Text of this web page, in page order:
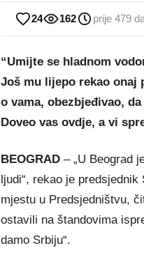
24 162 prije 479
“Umijte se hladnom
Još mu lijepo rekao onaj
o vama, obezbjeđivao,
Doveo vas ovdje, a vi
BEOGRAD– „U Beograd
ljudi“, rekao je
mjestu u Predsjedništvu,
ostavili na štandovima
damo Srbiju“.